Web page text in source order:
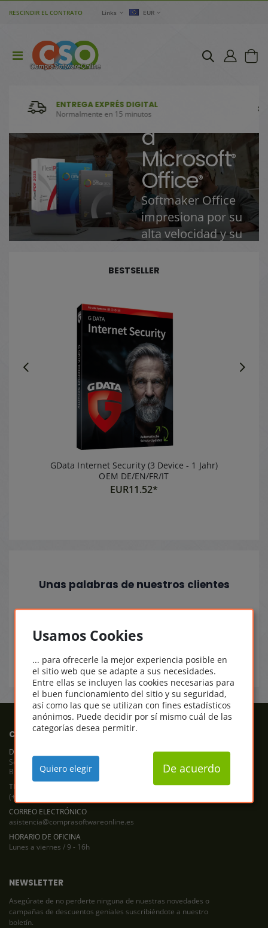
RESCINDIR EL CONTRATO Links EUR
EXPRÉS DIGITAL
en 15 minutos
GARANTÍA
Dentro de los
La
alternativa
a
Microsoft®
Office®
Softmaker Office
impresiona por su
alta velocidad y su
compatibilidad
BESTSELLER
GData Internet Security (3 Device - 1 Jahr)
OEM DE/EN/FR/IT
EUR11.52*
Unas palabras de nuestros clientes
Aktivierung wie immer problemlos
COMPRASOFTWAREONLINE
DIRECCIÓN
Software Service 1A
Bismarckstr. 7, 54292 Trier, Alemania
TELÉFONO
(+49) 651 / 360 891 190
CORREO ELECTRÓNICO
asistencia@comprasoftwareonline.es
HORARIO DE OFICINA
Lunes a viernes / 9 - 16h
NEWSLETTER
Asegúrate de no perderte ninguna de nuestras novedades o
campañas de descuentos geniales suscribiéndote a nuestro
boletín.
Usamos Cookies
... para ofrecerle la mejor experiencia posible en
el sitio web que se adapte a sus necesidades.
Entre ellas se incluyen las cookies necesarias para
el buen funcionamiento del sitio y su seguridad,
así como las que se utilizan con fines estadísticos
anónimos. Puede decidir por sí mismo cuál de las
categorías desea permitir.
Quiero elegir De acuerdo